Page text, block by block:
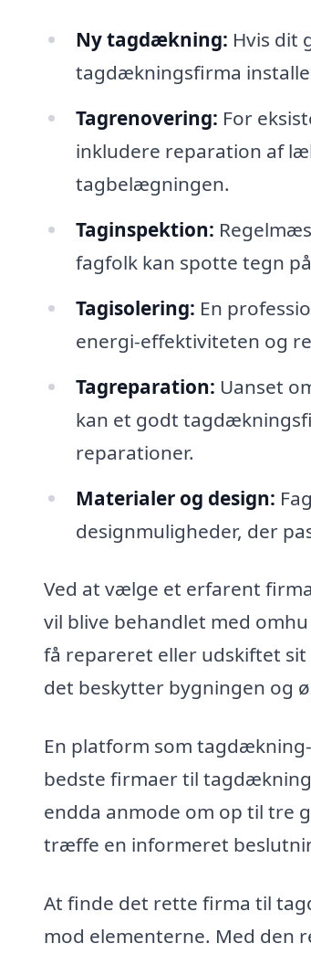
Ny tagdækning: Hvis dit
tagdækningsfirma
Tagrenovering: For
inkludere reparation af
tagbelægningen.
Taginspektion:
fagfolk kan spotte tegn
Tagisolering: En
energi-effektiviteten og
Tagreparation: Uanset
kan et godt
reparationer.
Materialer og design:
designmuligheder, der
Ved at vælge et erfarent
vil blive behandlet med
få repareret eller udskiftet
det beskytter bygningen og
En platform som
bedste firmaer til
endda anmode om op til tre
træffe en informeret
At finde det rette firma til
mod elementerne. Med den